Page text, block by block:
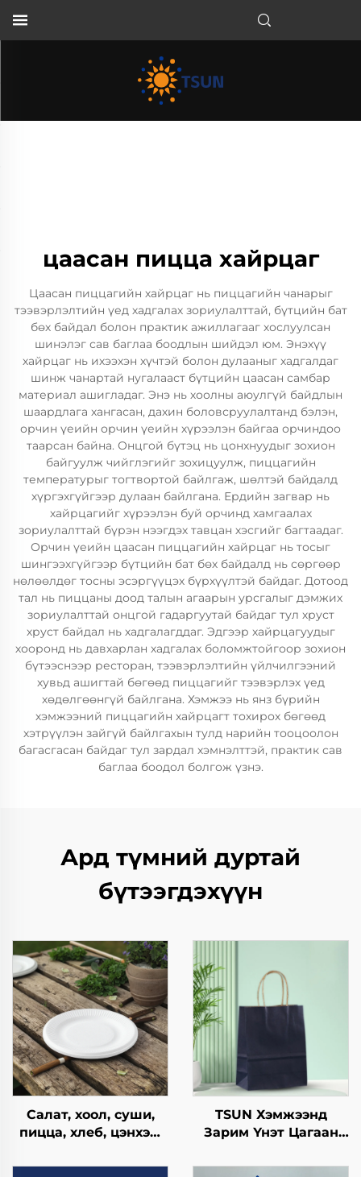
цаасан пицца хайрцаг
Цаасан пиццагийн хайрцаг нь пиццагийн чанарыг
тээвэрлэлтийн үед хадгалах зориулалттай, бүтцийн бат
бөх байдал болон практик ажиллагааг хослуулсан
шинэлэг сав баглаа боодлын шийдэл юм. Энэхүү
хайрцаг нь ихээхэн хүчтэй болон дулааныг хадгалдаг
шинж чанартай нугалааст бүтцийн цаасан самбар
материал ашигладаг. Энэ нь хоолны аюулгүй байдлын
шаардлага хангасан, дахин боловсруулалтанд бэлэн,
орчин үеийн орчин үеийн хүрээлэн байгаа орчиндоо
таарсан байна. Онцгой бүтэц нь цонхнуудыг зохион
байгуулж чийглэгийг зохицуулж, пиццагийн
температурыг тогтвортой байлгаж, шөлтэй байдалд
хүргэхгүйгээр дулаан байлгана. Ердийн загвар нь
хайрцагийг хүрээлэн буй орчинд хамгаалах
зориулалттай бүрэн нээгдэх тавцан хэсгийг багтаадаг.
Орчин үеийн цаасан пиццагийн хайрцаг нь тосыг
шингээхгүйгээр бүтцийн бат бөх байдалд нь сөргөөр
нөлөөлдөг тосны эсэргүүцэх бүрхүүлтэй байдаг. Дотоод
тал нь пиццаны доод талын агаарын урсгалыг дэмжих
зориулалттай онцгой гадаргуутай байдаг тул хруст
хруст байдал нь хадгалагддаг. Эдгээр хайрцагуудыг
хооронд нь давхарлан хадгалах боломжтойгоор зохион
бүтээснээр ресторан, тээвэрлэлтийн үйлчилгээний
хувьд ашигтай бөгөөд пиццагийг тээвэрлэх үед
хөдөлгөөнгүй байлгана. Хэмжээ нь янз бүрийн
хэмжээний пиццагийн хайрцагт тохирох бөгөөд
хэтрүүлэн зайгүй байлгахын тулд нарийн тооцоолон
багасгасан байдаг тул зардал хэмнэлттэй, практик сав
баглаа боодол болгож үзнэ.
Ард түмний дуртай
бүтээгдэхүүн
Салат, хоол, суши,
пицца, хлеб, цэнхэр,
гамбургерийг
TSUN Хэмжээнд
Зарим Үнэт Цагаан
Нэмэлт Ур чадвараар